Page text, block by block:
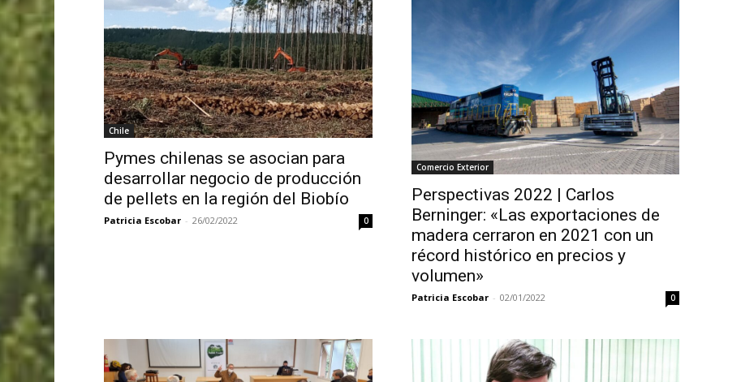
Chile
Pymes chilenas se asocian para
desarrollar negocio de producción
de pellets en la región del Biobío
Patricia Escobar - 26/02/2022 0
Comercio Exterior
Perspectivas 2022 | Carlos
Berninger: «Las exportaciones de
madera cerraron en 2021 con un
récord histórico en precios y
volumen»
Patricia Escobar - 02/01/2022 0